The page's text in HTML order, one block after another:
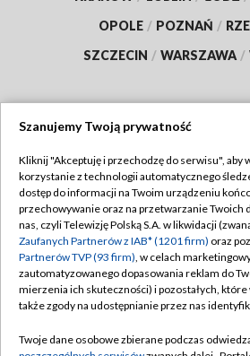
OPOLE / POZNAŃ /
SZCZECIN / WARSZAWA /
TVP
Abonament TVP
Emisja w TVP
Centrum informacji TVP
Naziemna Telewizja Cyfrowa
Regulamin
Polityka
Moje zgody
Pomoc
Szanujemy Twoją prywatność
Kliknij "Akceptuję i przechodzę do serwisu", aby
korzystanie z technologii automatycznego
dostęp do informacji na Twoim urządzeniu
przechowywanie oraz na przetwarzanie Twoich
nas, czyli Telewizję Polską S.A. w likwidacji
Zaufanych Partnerów z IAB* (1201 firm) oraz
Partnerów TVP (93 firm), w celach
zautomatyzowanego dopasowania reklam do
mierzenia ich skuteczności) i pozostałych,
także zgody na udostępnianie przez nas
Twoje dane osobowe zbierane podczas